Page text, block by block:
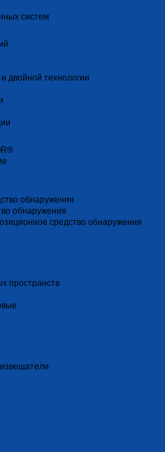
систем
двойной технологии
обнаружения
обнаружения
средство обнаружения
пространств